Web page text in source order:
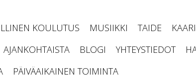
KOULUTUS MUSIIKKI TAIDE
AJANKOHTAISTA BLOGI YHTEYSTIEDOT
PÄIVÄAIKAINEN TOIMINTA